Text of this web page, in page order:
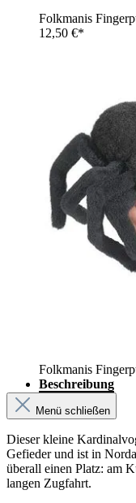
Folkmanis
12,50 €*
Folkmanis
Beschreibung
Menü schließen
Dieser kleine
Gefieder und ist in
überall einen Platz: am
langen Zugfahrt.